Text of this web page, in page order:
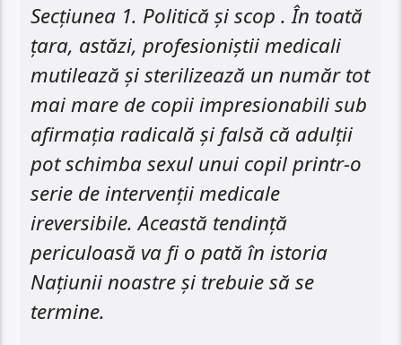
Secțiunea 1. Politică și scop . În toată
țara, astăzi, profesioniștii medicali
mutilează și sterilizează un număr tot
mai mare de copii impresionabili sub
afirmația radicală și falsă că adulții
pot schimba sexul unui copil printr-o
serie de intervenții medicale
ireversibile. Această tendință
periculoasă va fi o pată în istoria
Națiunii noastre și trebuie să se
termine.